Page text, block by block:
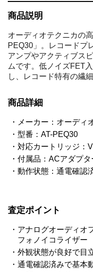
商品説明
オーディオテクニカの
PEQ30」。レコードプ
アンプやアクティブス
ムです。低ノイズFET
し、レコード特有の繊
商品詳細
メーカー：オーディ
型番：AT-PEQ30
対応カートリッジ：
付属品：ACアダプタ
動作状態：通電確認
査定ポイント
アナログオーディオ
フォノイコライザー
外観状態が良好で目
通電確認済みで基本